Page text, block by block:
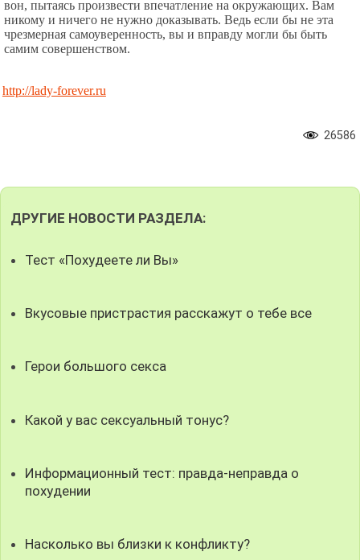
вон, пытаясь произвести впечатление на окружающих. Вам
никому и ничего не нужно доказывать. Ведь если бы не эта
чрезмерная самоуверенность, вы и вправду могли бы быть
самим совершенством.
http://lady-forever.ru
26586
ДРУГИЕ НОВОСТИ РАЗДЕЛА:
Тест «Похудеете ли Вы»
Вкусовые пристрастия расскажут о тебе все
Герои большого секса
Какой у вас сексуальный тонус?
Информационный тест: правда-неправда о
похудении
Насколько вы близки к конфликту?